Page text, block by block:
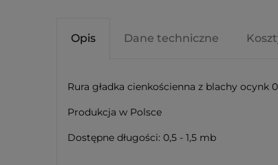
Opis Dane techniczne
Rura gładka cienkościenna z blachy ocynk
Produkcja w Polsce
Dostępne długości: 0,5 - 1,5 mb